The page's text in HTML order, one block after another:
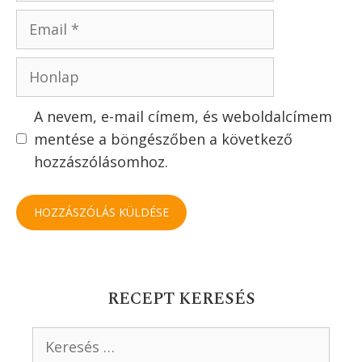
Svájci rakott burgonya
Tojástorta: tükörtojás baconnel
Szólj hozzá!
Értékeld a receptet
Hozzászólás